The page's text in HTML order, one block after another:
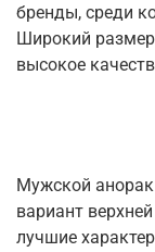
бренды, среди
Широкий
высокое
Мужской
вариант
лучшие